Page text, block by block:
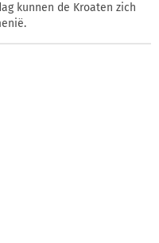
kunnen de Kroaten zich